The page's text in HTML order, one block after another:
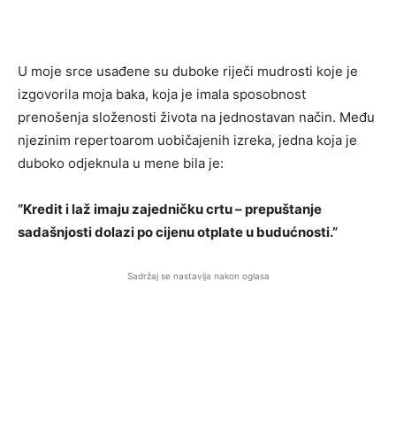
U moje srce usađene su duboke riječi mudrosti koje je
izgovorila moja baka, koja je imala sposobnost
prenošenja složenosti života na jednostavan način. Među
njezinim repertoarom uobičajenih izreka, jedna koja je
duboko odjeknula u mene bila je:
“Kredit i laž imaju zajedničku crtu – prepuštanje
sadašnjosti dolazi po cijenu otplate u budućnosti.”
Sadržaj se nastavlja nakon oglasa